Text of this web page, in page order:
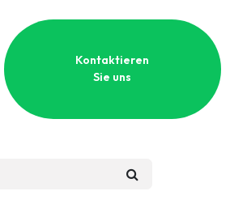
Kontaktieren
Sie uns